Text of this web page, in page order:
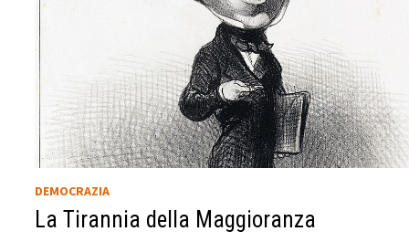
DEMOCRAZIA
La Tirannia della Maggioranza